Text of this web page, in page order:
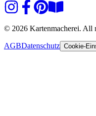
© 2026 Kartenmacherei. All
AGBDatenschutz Cookie-